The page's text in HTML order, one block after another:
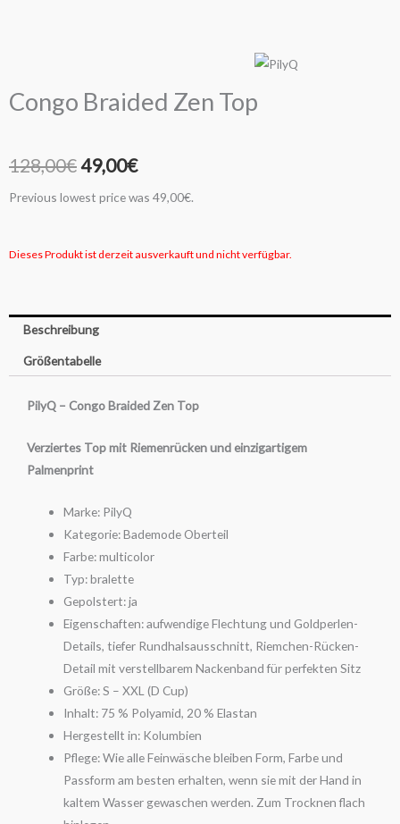
Congo Braided Zen Top
128,00€Ursprünglicher
Preis
49,00€Aktueller
Preis
Previous lowest price was 49,00€.
Dieses Produkt ist derzeit ausverkauft und nicht verfügbar.
Beschreibung
Größentabelle
PilyQ – Congo Braided Zen Top
Verziertes Top mit Riemenrücken und einzigartigem
Palmenprint
Marke: PilyQ
Kategorie: Bademode Oberteil
Farbe: multicolor
Typ: bralette
Gepolstert: ja
Eigenschaften: aufwendige Flechtung und Goldperlen-
Details, tiefer Rundhalsausschnitt, Riemchen-Rücken-
Detail mit verstellbarem Nackenband für perfekten Sitz
Größe: S – XXL (D Cup)
Inhalt: 75 % Polyamid, 20 % Elastan
Hergestellt in: Kolumbien
Pflege: Wie alle Feinwäsche bleiben Form, Farbe und
Passform am besten erhalten, wenn sie mit der Hand in
kaltem Wasser gewaschen werden. Zum Trocknen flach